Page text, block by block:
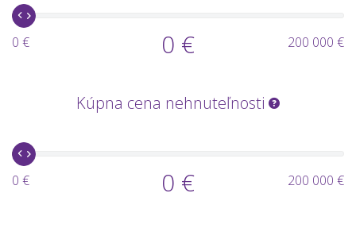
0 € 0 € 200 000 €
Kúpna cena nehnuteľnosti
0 € 0 € 200 000 €